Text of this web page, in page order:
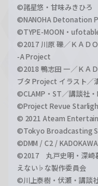
©諸星悠・甘味みきひろ
©NANOHA Detonation
©TYPE-MOON・
©2017 川原 礫／ＫＡＤ
-A Project
©2018 鴨志田 一／ＫＡ
ブタ Project イラスト／
©CLAMP・ST／講談社・
©Project Revue
© 2021 Ateam
©Tokyo Broadcasting
©DMM / C2 / KADOKAWA
©2017 丸戸史明・深崎
えない♭な製作委員会
©川上泰樹・伏瀬・講談